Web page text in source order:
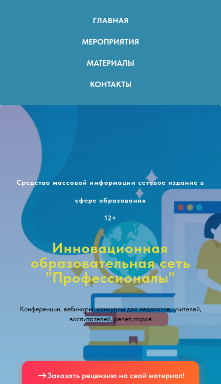
ГЛАВНАЯ
МЕРОПРИЯТИЯ
МАТЕРИАЛЫ
КОНТАКТЫ
Средство массовой информации сетевое издание в
сфере образования
12+
Инновационная
образовательная сеть
"Профессионалы"
Конференции, вебинары, конкурсы для педагогов, учителей,
воспитателей, репетиторов
Заказать рецензию на свой материал!